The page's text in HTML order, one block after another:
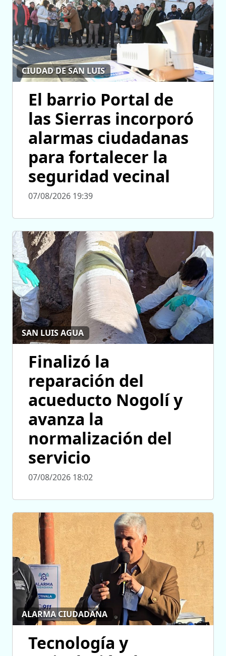
CIUDAD DE SAN LUIS
El barrio Portal de
las Sierras incorporó
alarmas ciudadanas
para fortalecer la
seguridad vecinal
07/08/2026 19:39
SAN LUIS AGUA
Finalizó la
reparación del
acueducto Nogolí y
avanza la
normalización del
servicio
07/08/2026 18:02
ALARMA CIUDADANA
Tecnología y